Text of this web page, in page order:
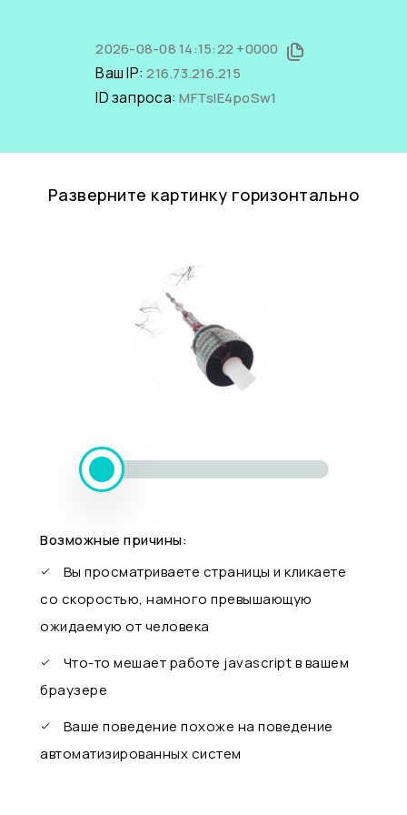
2026-08-08 14:15:22 +0000
Ваш IP:216.73.216.215
ID запроса:MFTsIE4poSw1
Разверните картинку горизонтально
Возможные причины:
Вы просматриваете страницы и кликаете
со скоростью, намного превышающую
ожидаемую от человека
Что-то мешает работе javascript в вашем
браузере
Ваше поведение похоже на поведение
автоматизированных систем